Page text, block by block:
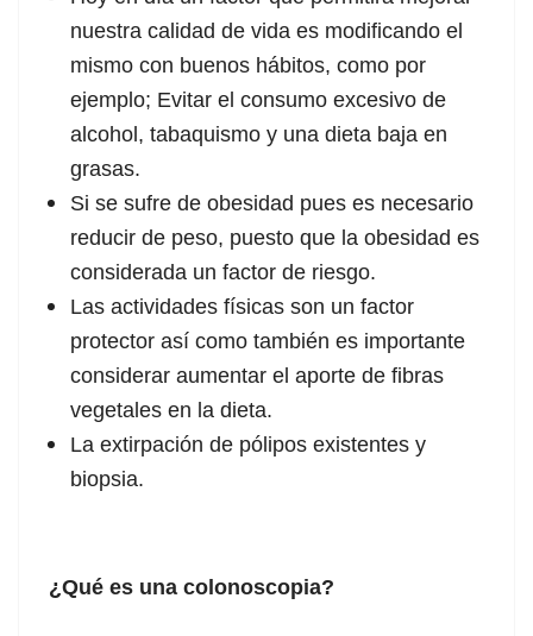
nuestra calidad de vida es modificando el
mismo con buenos hábitos, como por
ejemplo; Evitar el consumo excesivo de
alcohol, tabaquismo y una dieta baja en
grasas.
Si se sufre de obesidad pues es necesario
reducir de peso, puesto que la obesidad es
considerada un factor de riesgo.
Las actividades físicas son un factor
protector así como también es importante
considerar aumentar el aporte de fibras
vegetales en la dieta.
La extirpación de pólipos existentes y
biopsia.
¿Qué es una colonoscopia?